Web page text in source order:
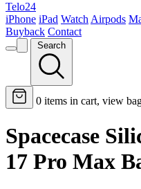
Telo24
iPhone iPad Watch Airpods
Buyback Contact
Search
0 items in cart, view
Spacecase
17 Pro Max